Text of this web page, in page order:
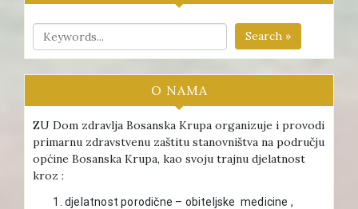
Search »
O NAMA
ZU Dom zdravlja Bosanska Krupa organizuje i provodi
primarnu zdravstvenu zaštitu stanovništva na području
općine Bosanska Krupa, kao svoju trajnu djelatnost
kroz :
djelatnost porodične – obiteljske medicine ,